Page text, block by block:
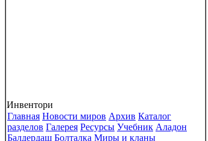
Инвентори
Главная Новости миров Архив Каталог
разделов Галерея Ресурсы Учебник Аладон
Балдердаш Болталка Миры и кланы